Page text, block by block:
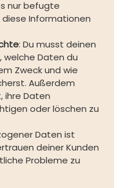
nur befugte
Informationen
: Du musst deinen
welche Daten du
Zweck und wie
Außerdem
ihre Daten
oder löschen zu
Daten ist
deiner Kunden
Probleme zu